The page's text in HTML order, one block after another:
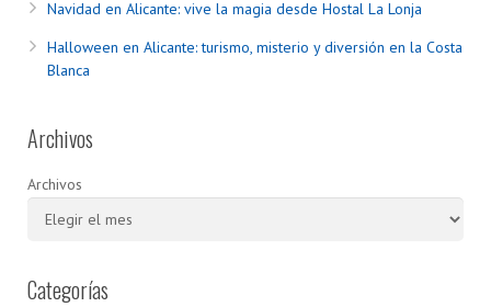
Navidad en Alicante: vive la magia desde Hostal La Lonja
Halloween en Alicante: turismo, misterio y diversión en la Costa
Blanca
Archivos
Archivos
Categorías